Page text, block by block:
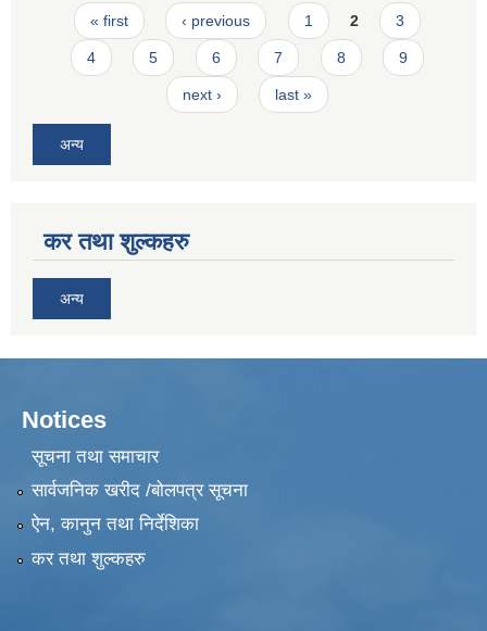
Pages
« first ‹ previous 1 2 3
4 5 6 7 8 9
next › last »
अन्य
कर तथा शुल्कहरु
अन्य
Notices
सूचना तथा समाचार
सार्वजनिक खरीद /बोलपत्र सूचना
ऐन, कानुन तथा निर्देशिका
कर तथा शुल्कहरु